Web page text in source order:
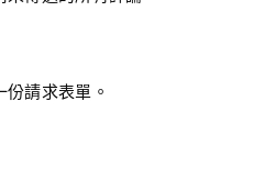
請求表單。